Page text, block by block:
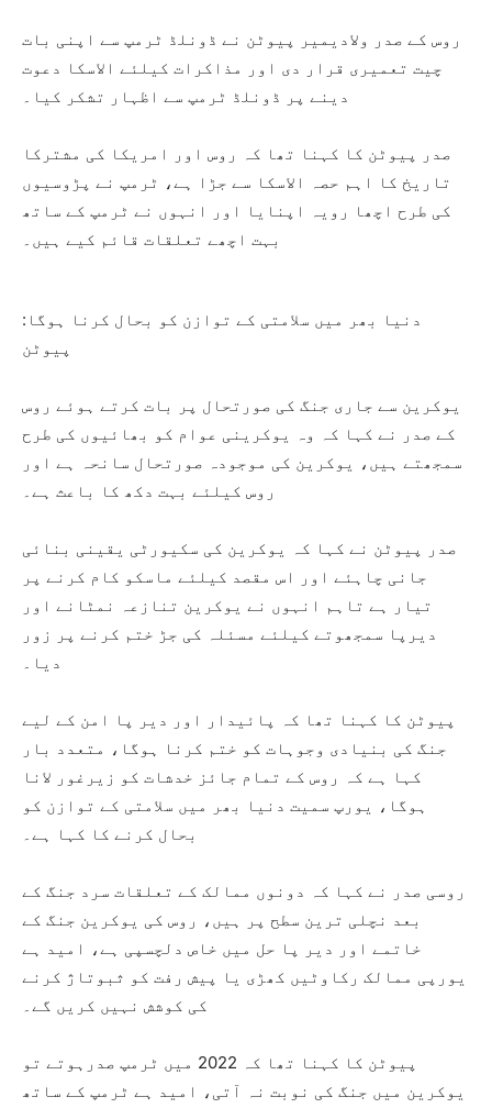
روس کے صدر ولادیمیر پیوٹن نے ڈونلڈ ٹرمپ سے اپنی بات
چیت تعمیری قرار دی اور مذاکرات کیلئے الاسکا دعوت
دینے پر ڈونلڈ ٹرمپ سے اظہار تشکر کیا۔
صدر پیوٹن کا کہنا تھا کہ روس اور امریکا کی مشترکا
تاریخ کا اہم حصہ الاسکا سے جڑا ہے، ٹرمپ نے پڑوسیوں
کی طرح اچھا رویہ اپنایا اور انہوں نے ٹرمپ کے ساتھ
بہت اچھے تعلقات قائم کیے ہیں۔
دنیا بھر میں سلامتی کے توازن کو بحال کرنا ہوگا:
پیوٹن
یوکرین سے جاری جنگ کی صورتحال پر بات کرتے ہوئے روس
کے صدر نے کہا کہ وہ یوکرینی عوام کو بھائیوں کی طرح
سمجھتے ہیں، یوکرین کی موجودہ صورتحال سانحہ ہے اور
روس کیلئے بہت دکھ کا باعث ہے۔
صدر پیوٹن نے کہا کہ یوکرین کی سکیورٹی یقینی بنائی
جانی چاہئے اور اس مقصد کیلئے ماسکو کام کرنے پر
تیار ہے تاہم انہوں نے یوکرین تنازعہ نمٹانے اور
دیرپا سمجھوتے کیلئے مسئلہ کی جڑ ختم کرنے پر زور
دیا۔
پیوٹن کا کہنا تھا کہ پائیدار اور دیر پا امن کے لیے
جنگ کی بنیادی وجوہات کو ختم کرنا ہوگا، متعدد بار
کہا ہے کہ روس کے تمام جائز خدشات کو زیرغور لانا
ہوگا، یورپ سمیت دنیا بھر میں سلامتی کے توازن کو
بحال کرنے کا کہا ہے۔
روسی صدر نے کہا کہ دونوں ممالک کے تعلقات سرد جنگ کے
بعد نچلی ترین سطح پر ہیں، روس کی یوکرین جنگ کے
خاتمے اور دیر پا حل میں خاص دلچسپی ہے، امید ہے
یورپی ممالک رکاوٹیں کھڑی یا پیش رفت کو ثبوتاژ کرنے
کی کوشش نہیں کریں گے۔
پیوٹن کا کہنا تھا کہ 2022 میں ٹرمپ صدرہوتے تو
یوکرین میں جنگ کی نوبت نہ آتی، امید ہے ٹرمپ کے ساتھ